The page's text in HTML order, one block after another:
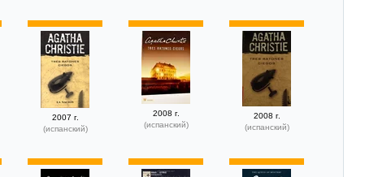
2007 г.
(испанский)
2008 г.
(испанский)
2008 г.
(испанский)